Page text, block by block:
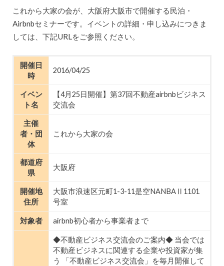
これから大家の会が、大阪府大阪市で開催する民泊・
Airbnbセミナーです。イベントの詳細・申し込みにつきま
しては、下記URLをご参照ください。
開催日
時
2016/04/25
イベン
ト名
【4月25日開催】第37回不動産airbnbビジネス
交流会
主催
者・団
体
これから大家の会
都道府
県
大阪府
開催地
住所
大阪市浪速区元町1-3-11是空NANBAⅡ1101
号室
対象者 airbnb初心者から事業者まで
◆不動産ビジネス交流会のご案内◆ 当会では
不動産ビジネスに関連する企業や投資家が集
う 「不動産ビジネス交流会」を毎月開催して